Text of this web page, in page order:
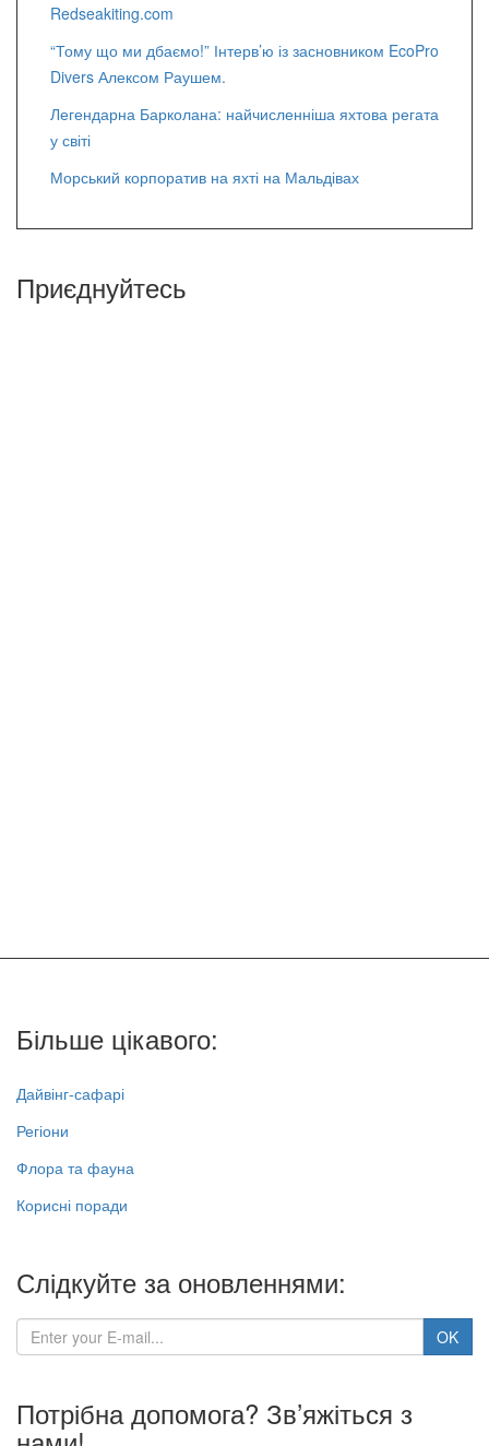
Redseakiting.com
“Тому що ми дбаємо!” Інтерв’ю із засновником EcoPro
Divers Алексом Раушем.
Легендарна Барколана: найчисленніша яхтова регата
у світі
Морський корпоратив на яхті на Мальдівах
Приєднуйтесь
Більше цікавого:
Дайвінг-сафарі
Регіони
Флора та фауна
Корисні поради
Слідкуйте за оновленнями:
Потрібна допомога? Зв’яжіться з